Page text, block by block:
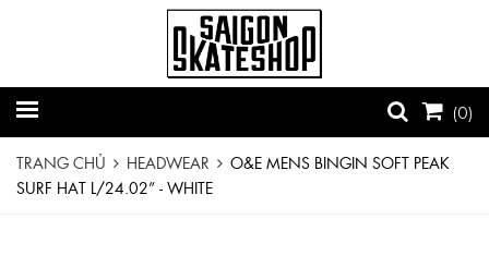
(0)
TRANG CHỦ HEADWEAR
O&E MENS BINGIN SOFT PEAK
SURF HAT L/24.02” - WHITE